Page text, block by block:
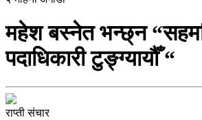
महेश बस्नेत भन्छ्न
पदाधिकारी टुङ्ग्यायौँ “
राप्ती संचार